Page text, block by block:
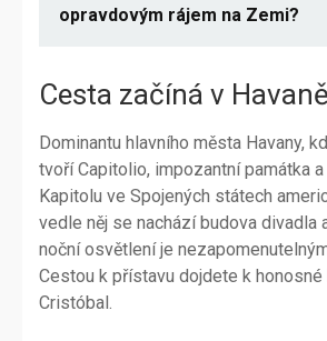
opravdovým rájem na Zemi?
Cesta začíná v Havaně
Dominantu hlavního města Havany,
tvoří Capitolio, impozantní památka
Kapitolu ve Spojených státech
vedle něj se nachází budova divadla
noční osvětlení je
Cestou k přístavu dojdete k honosné
Cristóbal.